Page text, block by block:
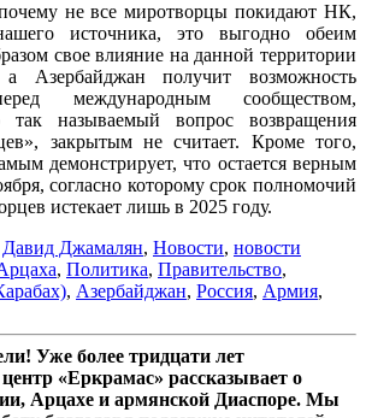
почему не все миротворцы покидают НК,
источника, это выгодно обеим
свое влияние на данной территории
а Азербайджан получит возможность
международным сообществом,
так называемый вопрос возвращения
закрытым не считает. Кроме того,
демонстрирует, что остается верным
согласно которому срок полномочий
истекает лишь в 2025 году.
Давид Джамалян, Новости, новости
, Политика, Правительство,
, Азербайджан, Россия, Армия,
Уже более тридцати лет
«Еркрамас» рассказывает о
Арцахе и армянской Диаспоре. Мы